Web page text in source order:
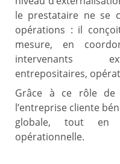
le prestataire ne se
opérations : il
mesure, en
intervenants
entrepositaires,
Grâce à ce rôle de
l’entreprise cliente
globale, tout en
opérationnelle.